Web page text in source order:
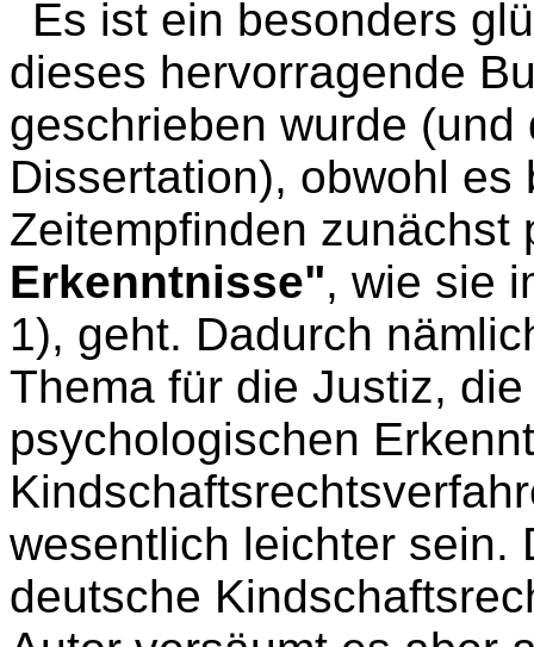
Es ist ein besonders
dieses hervorragende
geschrieben wurde
Dissertation), obwohl es
Zeitempfinden zunächst
Erkenntnisse", wie sie
1), geht. Dadurch
Thema für die Justiz,
psychologischen
wesentlich leichter sein.
deutsche